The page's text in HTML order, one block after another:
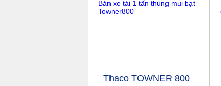
Thaco TOWNER 800